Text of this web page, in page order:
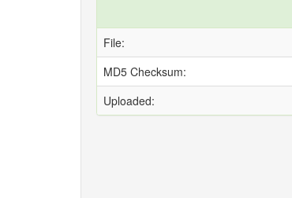
File:
MD5 Checksum:
Uploaded: